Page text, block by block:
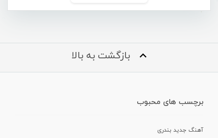
بازگشت به بالا
برچسب های محبوب
آهنگ جدید بندری